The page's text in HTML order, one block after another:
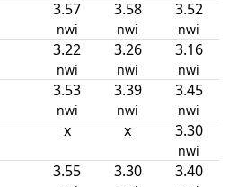
3.57
nwi
3.58
nwi
3.52
nwi
3.22
nwi
3.26
nwi
3.16
nwi
3.53
nwi
3.39
nwi
3.45
nwi
x x 3.30
nwi
3.55 3.30 3.40